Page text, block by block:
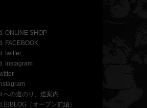
ONLINE SHOP
FACEBOOK
twitter
instagram
への道のり、道案内
旧BLOG（オープン前編）